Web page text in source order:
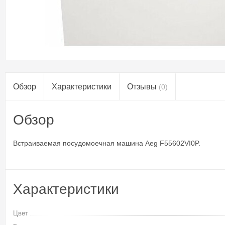
Обзор Характеристики Отзывы (0)
Обзор
Встраиваемая посудомоечная машина Aeg F55602VI0P.
Характеристики
Цвет